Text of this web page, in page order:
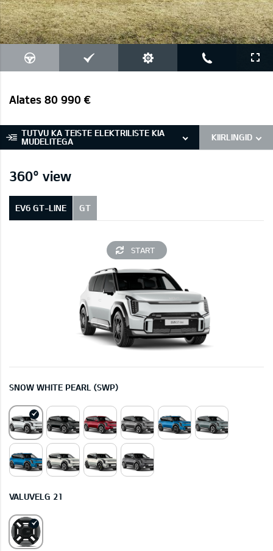
Alates 80 990 €
TUTVU KA TEISTE ELEKTRILISTE KIA
MUDELITEGA
KIIRLINGID
360° view
EV6 GT-LINE GT
START
SNOW WHITE PEARL (SWP)
VALUVELG 21